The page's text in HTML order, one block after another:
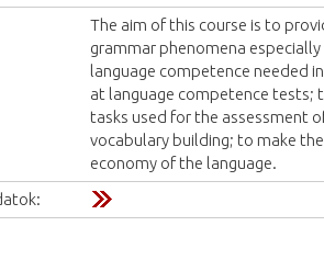
The aim of this course is to
grammar phenomena
language competence needed
at language competence tests;
tasks used for the assessment
vocabulary building; to make
economy of the language.